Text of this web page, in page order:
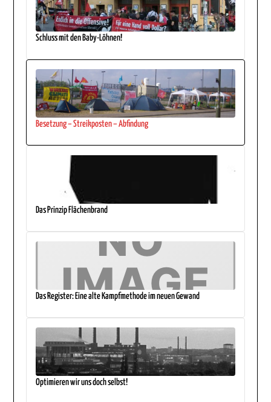
Schluss mit den Baby-Löhnen!
Besetzung – Streikposten – Abfindung
Das Prinzip Flächenbrand
Das Register: Eine alte Kampfmethode im neuen Gewand
Optimieren wir uns doch selbst!